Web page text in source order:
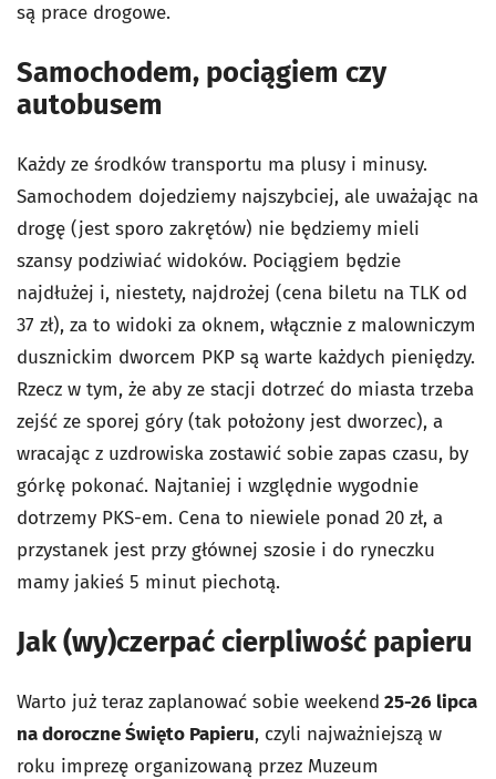
są prace drogowe.
Samochodem, pociągiem czy
autobusem
Każdy ze środków transportu ma plusy i minusy.
Samochodem dojedziemy najszybciej, ale uważając na
drogę (jest sporo zakrętów) nie będziemy mieli
szansy podziwiać widoków. Pociągiem będzie
najdłużej i, niestety, najdrożej (cena biletu na TLK od
37 zł), za to widoki za oknem, włącznie z malowniczym
dusznickim dworcem PKP są warte każdych pieniędzy.
Rzecz w tym, że aby ze stacji dotrzeć do miasta trzeba
zejść ze sporej góry (tak położony jest dworzec), a
wracając z uzdrowiska zostawić sobie zapas czasu, by
górkę pokonać. Najtaniej i względnie wygodnie
dotrzemy PKS-em. Cena to niewiele ponad 20 zł, a
przystanek jest przy głównej szosie i do ryneczku
mamy jakieś 5 minut piechotą.
Jak (wy)czerpać cierpliwość papieru
Warto już teraz zaplanować sobie weekend 25-26 lipca
na doroczne Święto Papieru, czyli najważniejszą w
roku imprezę organizowaną przez Muzeum